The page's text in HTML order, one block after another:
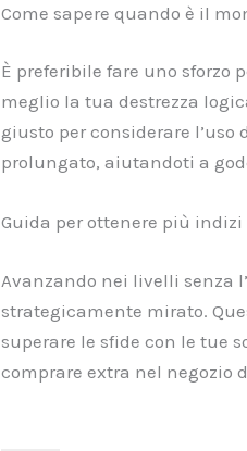
Come sapere quando è il
È preferibile fare uno sforzo
meglio la tua destrezza
giusto per considerare
prolungato, aiutandoti a
Guida per ottenere più
Avanzando nei livelli senza
strategicamente mirato.
superare le sfide con le tue
comprare extra nel negozio